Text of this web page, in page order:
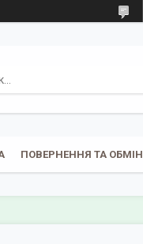
ПОВЕРНЕННЯ ТА ОБМІН